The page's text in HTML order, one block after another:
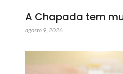
A Chapada tem
agosto 9, 2026